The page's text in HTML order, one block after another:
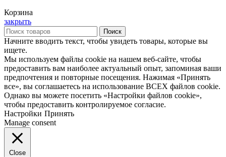
Корзина
закрыть
Поиск
Начните вводить текст, чтобы увидеть товары, которые вы
ищете.
Мы используем файлы cookie на нашем веб-сайте, чтобы
предоставить вам наиболее актуальный опыт, запоминая ваши
предпочтения и повторные посещения. Нажимая «Принять
все», вы соглашаетесь на использование ВСЕХ файлов cookie.
Однако вы можете посетить «Настройки файлов cookie»,
чтобы предоставить контролируемое согласие.
Настройки Принять
Manage consent
Close